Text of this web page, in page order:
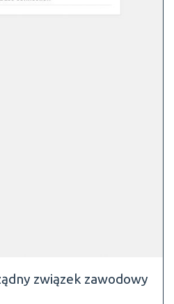
związek zawodowy